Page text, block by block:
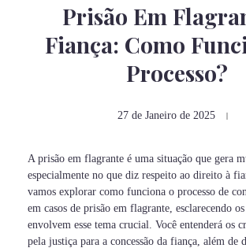
Prisão Em
Fiança: Como
Processo?
27 de Janeiro de 2025
A prisão em flagrante é uma situação que gera
especialmente no que diz respeito ao direito à
vamos explorar como funciona o processo de
em casos de prisão em flagrante, esclarecendo
envolvem esse tema crucial. Você entenderá os
pela justiça para a concessão da fiança, além de